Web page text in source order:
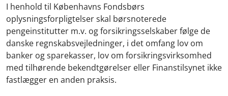
I henhold til Københavns Fondsbørs
oplysningsforpligtelser skal børsnoterede
pengeinstitutter m.v. og forsikringsselskaber følge de
danske regnskabsvejledninger, i det omfang lov om
banker og sparekasser, lov om forsikringsvirksomhed
med tilhørende bekendtgørelser eller Finanstilsynet ikke
fastlægger en anden praksis.